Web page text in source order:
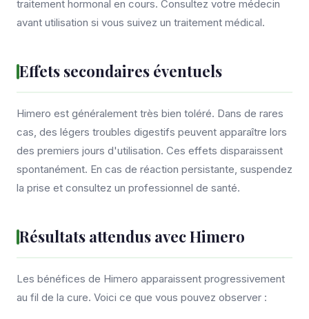
traitement hormonal en cours. Consultez votre médecin
avant utilisation si vous suivez un traitement médical.
Effets secondaires éventuels
Himero est généralement très bien toléré. Dans de rares
cas, des légers troubles digestifs peuvent apparaître lors
des premiers jours d'utilisation. Ces effets disparaissent
spontanément. En cas de réaction persistante, suspendez
la prise et consultez un professionnel de santé.
Résultats attendus avec Himero
Les bénéfices de Himero apparaissent progressivement
au fil de la cure. Voici ce que vous pouvez observer :